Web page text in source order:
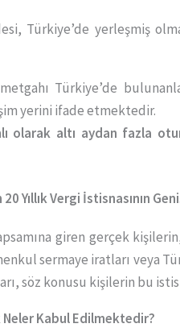
Türkiye’de yerleşmiş
Türkiye’de
yerini ifade etmektedir.
olarak altı aydan fazla
Yıllık Vergi İstisnasının
giren gerçek
sermaye iratları veya
söz konusu kişilerin bu
Neler Kabul Edilmektedir?